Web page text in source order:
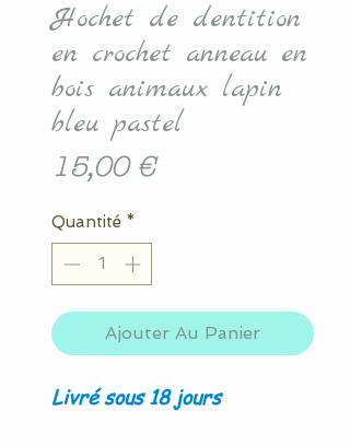
Hochet de dentition
en crochet anneau en
bois animaux lapin
bleu pastel
15,00 €Prix
Quantité *
Ajouter Au Panier
Livré sous 18 jours